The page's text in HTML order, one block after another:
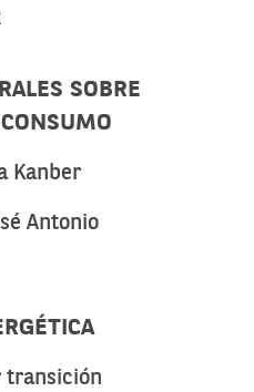
SOBRE
Kanber
Antonio
transición